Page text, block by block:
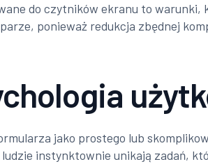
do czytników ekranu to warunki,
ponieważ redukcja zbędnej
jako prostego lub
ludzie instynktownie unikają zadań,